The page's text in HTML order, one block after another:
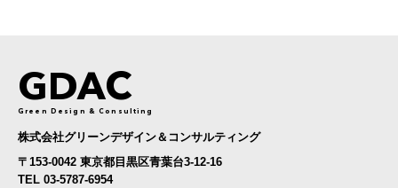
GDAC
Green Design & Consulting
株式会社グリーンデザイン＆コンサルティング
〒153-0042 東京都目黒区青葉台3-12-16
TEL 03-5787-6954